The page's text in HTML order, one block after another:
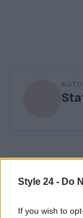
Style 24 - Do
If you wish to